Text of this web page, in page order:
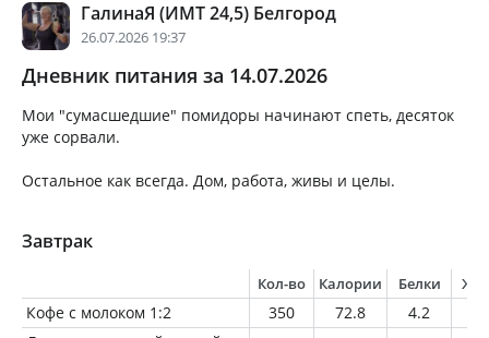
ГалинаЯ (ИМТ 24,5) Белгород
26.07.2026 19:37
Дневник питания за 14.07.2026
Мои "сумасшедшие" помидоры начинают спеть, десяток
уже сорвали.
Остальное как всегда. Дом, работа, живы и целы.
Завтрак
Кол-во Калории Белки
Кофе с молоком 1:2 350 72.8 4.2